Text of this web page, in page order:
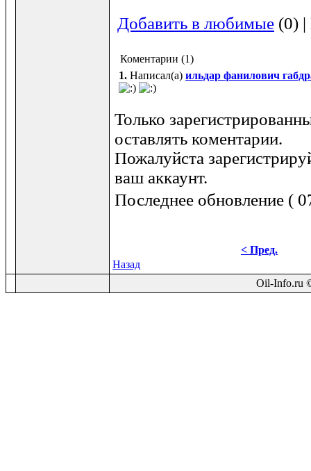
Добавить в любимые (0)
Коментарии (1)
1. Написал(а) ильдар фанилович
Только
оставлять коментарии.
Пожалуйста
ваш аккаунт.
Последнее обновление (
< Пред.
Назад
Oil-Info.ru